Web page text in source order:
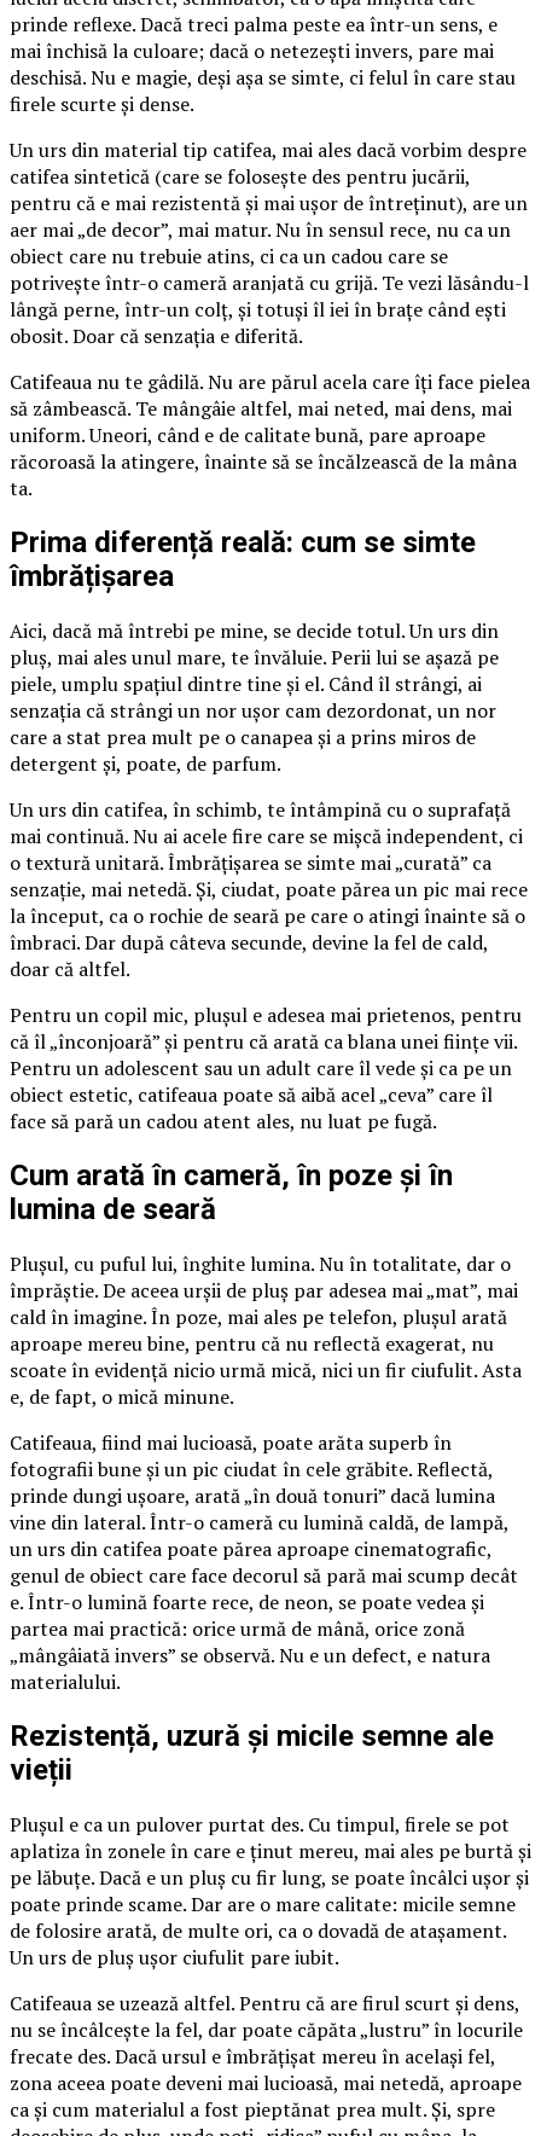
prinde reflexe. Dacă treci palma peste ea într-un sens, e
mai închisă la culoare; dacă o netezești invers, pare mai
deschisă. Nu e magie, deși așa se simte, ci felul în care stau
firele scurte și dense.
Un urs din material tip catifea, mai ales dacă vorbim despre
catifea sintetică (care se folosește des pentru jucării,
pentru că e mai rezistentă și mai ușor de întreținut), are un
aer mai „de decor”, mai matur. Nu în sensul rece, nu ca un
obiect care nu trebuie atins, ci ca un cadou care se
potrivește într-o cameră aranjată cu grijă. Te vezi lăsându-l
lângă perne, într-un colț, și totuși îl iei în brațe când ești
obosit. Doar că senzația e diferită.
Catifeaua nu te gâdilă. Nu are părul acela care îți face pielea
să zâmbească. Te mângâie altfel, mai neted, mai dens, mai
uniform. Uneori, când e de calitate bună, pare aproape
răcoroasă la atingere, înainte să se încălzească de la mâna
ta.
Prima diferență reală: cum se simte
îmbrățișarea
Aici, dacă mă întrebi pe mine, se decide totul. Un urs din
pluș, mai ales unul mare, te învăluie. Perii lui se așază pe
piele, umplu spațiul dintre tine și el. Când îl strângi, ai
senzația că strângi un nor ușor cam dezordonat, un nor
care a stat prea mult pe o canapea și a prins miros de
detergent și, poate, de parfum.
Un urs din catifea, în schimb, te întâmpină cu o suprafață
mai continuă. Nu ai acele fire care se mișcă independent, ci
o textură unitară. Îmbrățișarea se simte mai „curată” ca
senzație, mai netedă. Și, ciudat, poate părea un pic mai rece
la început, ca o rochie de seară pe care o atingi înainte să o
îmbraci. Dar după câteva secunde, devine la fel de cald,
doar că altfel.
Pentru un copil mic, plușul e adesea mai prietenos, pentru
că îl „înconjoară” și pentru că arată ca blana unei ființe vii.
Pentru un adolescent sau un adult care îl vede și ca pe un
obiect estetic, catifeaua poate să aibă acel „ceva” care îl
face să pară un cadou atent ales, nu luat pe fugă.
Cum arată în cameră, în poze și în
lumina de seară
Plușul, cu puful lui, înghite lumina. Nu în totalitate, dar o
împrăștie. De aceea urșii de pluș par adesea mai „mat”, mai
cald în imagine. În poze, mai ales pe telefon, plușul arată
aproape mereu bine, pentru că nu reflectă exagerat, nu
scoate în evidență nicio urmă mică, nici un fir ciufulit. Asta
e, de fapt, o mică minune.
Catifeaua, fiind mai lucioasă, poate arăta superb în
fotografii bune și un pic ciudat în cele grăbite. Reflectă,
prinde dungi ușoare, arată „în două tonuri” dacă lumina
vine din lateral. Într-o cameră cu lumină caldă, de lampă,
un urs din catifea poate părea aproape cinematografic,
genul de obiect care face decorul să pară mai scump decât
e. Într-o lumină foarte rece, de neon, se poate vedea și
partea mai practică: orice urmă de mână, orice zonă
„mângâiată invers” se observă. Nu e un defect, e natura
materialului.
Rezistență, uzură și micile semne ale
vieții
Plușul e ca un pulover purtat des. Cu timpul, firele se pot
aplatiza în zonele în care e ținut mereu, mai ales pe burtă și
pe lăbuțe. Dacă e un pluș cu fir lung, se poate încâlci ușor și
poate prinde scame. Dar are o mare calitate: micile semne
de folosire arată, de multe ori, ca o dovadă de atașament.
Un urs de pluș ușor ciufulit pare iubit.
Catifeaua se uzează altfel. Pentru că are firul scurt și dens,
nu se încâlcește la fel, dar poate căpăta „lustru” în locurile
frecate des. Dacă ursul e îmbrățișat mereu în același fel,
zona aceea poate deveni mai lucioasă, mai netedă, aproape
ca și cum materialul a fost pieptănat prea mult. Și, spre